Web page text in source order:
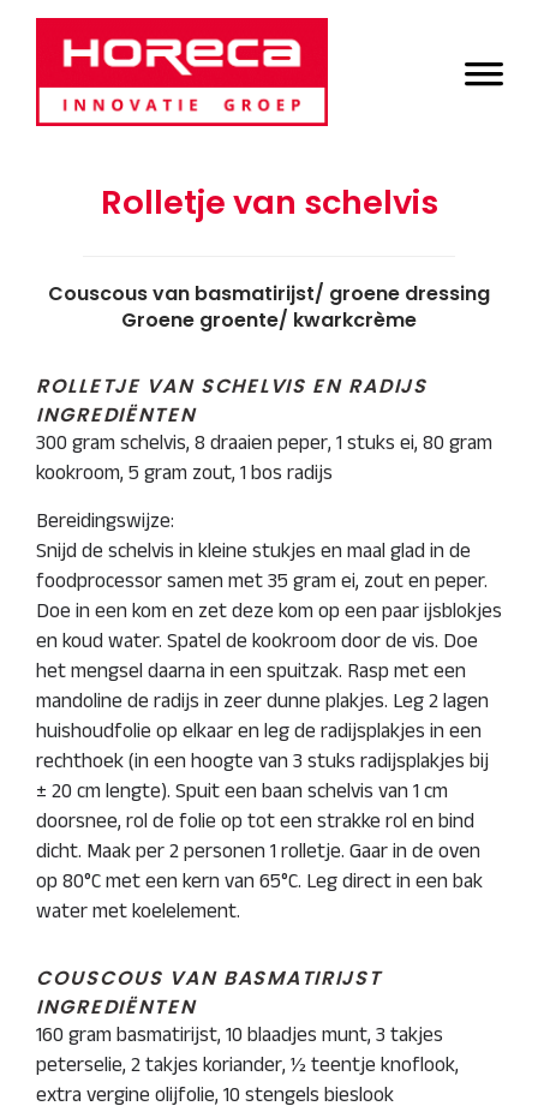
Door
naar
de
hoofd
Horeca Innovatie
Groep
Header
Rolletje van schelvis
Couscous van basmatirijst/ groene dressing
Groene groente/ kwarkcrème
ROLLETJE VAN SCHELVIS EN RADIJS
INGREDIËNTEN
300 gram schelvis, 8 draaien peper, 1 stuks ei, 80 gram
kookroom, 5 gram zout, 1 bos radijs
Bereidingswijze:
Snijd de schelvis in kleine stukjes en maal glad in de
foodprocessor samen met 35 gram ei, zout en peper.
Doe in een kom en zet deze kom op een paar ijsblokjes
en koud water. Spatel de kookroom door de vis. Doe
het mengsel daarna in een spuitzak. Rasp met een
mandoline de radijs in zeer dunne plakjes. Leg 2 lagen
huishoudfolie op elkaar en leg de radijsplakjes in een
rechthoek (in een hoogte van 3 stuks radijsplakjes bij
± 20 cm lengte). Spuit een baan schelvis van 1 cm
doorsnee, rol de folie op tot een strakke rol en bind
dicht. Maak per 2 personen 1 rolletje. Gaar in de oven
op 80°C met een kern van 65°C. Leg direct in een bak
water met koelelement.
COUSCOUS VAN BASMATIRIJST
INGREDIËNTEN
160 gram basmatirijst, 10 blaadjes munt, 3 takjes
peterselie, 2 takjes koriander, ½ teentje knoflook,
extra vergine olijfolie, 10 stengels bieslook